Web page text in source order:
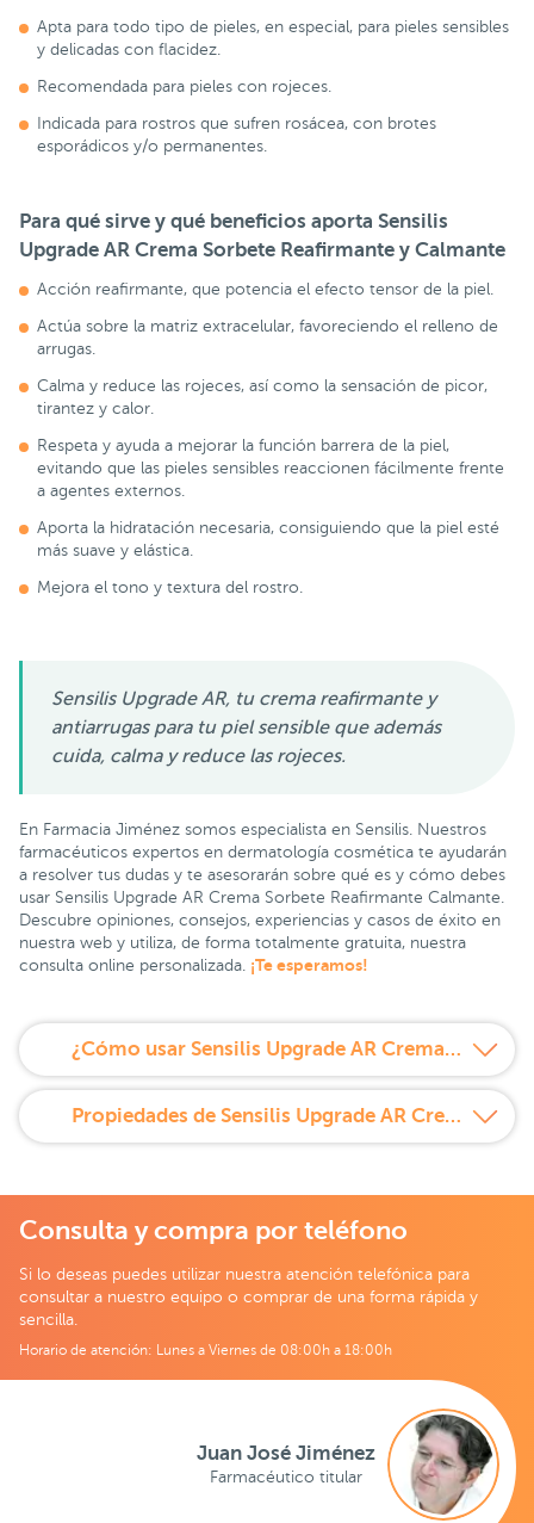
Apta para todo tipo de pieles, en especial, para pieles sensibles
y delicadas con flacidez.
Recomendada para pieles con rojeces.
Indicada para rostros que sufren rosácea, con brotes
esporádicos y/o permanentes.
Para qué sirve y qué beneficios aporta Sensilis
Upgrade AR Crema Sorbete Reafirmante y Calmante
Acción reafirmante, que potencia el efecto tensor de la piel.
Actúa sobre la matriz extracelular, favoreciendo el relleno de
arrugas.
Calma y reduce las rojeces, así como la sensación de picor,
tirantez y calor.
Respeta y ayuda a mejorar la función barrera de la piel,
evitando que las pieles sensibles reaccionen fácilmente frente
a agentes externos.
Aporta la hidratación necesaria, consiguiendo que la piel esté
más suave y elástica.
Mejora el tono y textura del rostro.
Sensilis Upgrade AR, tu crema reafirmante y
antiarrugas para tu piel sensible que además
cuida, calma y reduce las rojeces.
En Farmacia Jiménez somos especialista en Sensilis. Nuestros
farmacéuticos expertos en dermatología cosmética te ayudarán
a resolver tus dudas y te asesorarán sobre qué es y cómo debes
usar Sensilis Upgrade AR Crema Sorbete Reafirmante Calmante.
Descubre opiniones, consejos, experiencias y casos de éxito en
nuestra web y utiliza, de forma totalmente gratuita, nuestra
consulta online personalizada. ¡Te esperamos!
¿Cómo usar Sensilis Upgrade AR Crema Sorbete 25 ml?
Propiedades de Sensilis Upgrade AR Crema Sorbete 25 ml
Consulta y compra por teléfono
Si lo deseas puedes utilizar nuestra atención telefónica para
consultar a nuestro equipo o comprar de una forma rápida y
sencilla.
Horario de atención: Lunes a Viernes de 08:00h a 18:00h
Juan José Jiménez
Farmacéutico titular